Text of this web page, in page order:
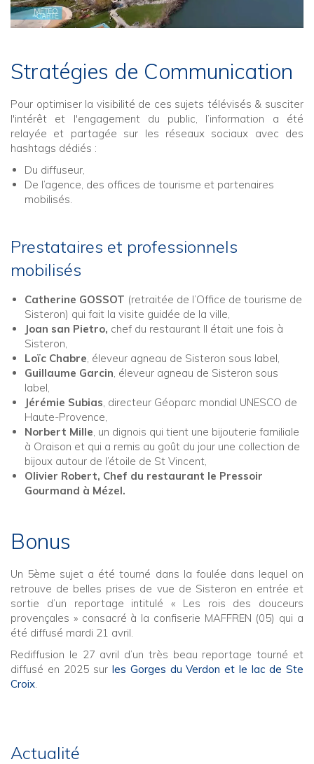
Stratégies de Communication
Pour optimiser la visibilité de ces sujets télévisés & susciter
l'intérêt et l'engagement du public, l’information a été
relayée et partagée sur les réseaux sociaux avec des
hashtags dédiés :
Du diffuseur,
De l’agence, des offices de tourisme et partenaires
mobilisés.
Prestataires et professionnels
mobilisés
Catherine GOSSOT (retraitée de l’Office de tourisme de
Sisteron) qui fait la visite guidée de la ville,
Joan san Pietro, chef du restaurant Il était une fois à
Sisteron,
Loïc Chabre , éleveur agneau de Sisteron sous label,
Guillaume Garcin , éleveur agneau de Sisteron sous
label,
Jérémie Subias , directeur Géoparc mondial UNESCO de
Haute-Provence,
Norbert Mille , un dignois qui tient une bijouterie familiale
à Oraison et qui a remis au goût du jour une collection de
bijoux autour de l’étoile de St Vincent,
Olivier Robert, Chef du restaurant le Pressoir
Gourmand à Mézel.
Bonus
Un 5ème sujet a été tourné dans la foulée dans lequel on
retrouve de belles prises de vue de Sisteron en entrée et
sortie d’un reportage intitulé « Les rois des douceurs
provençales » consacré à la confiserie MAFFREN (05) qui a
été diffusé mardi 21 avril.
Rediffusion le 27 avril d’un très beau reportage tourné et
diffusé en 2025 sur les Gorges du Verdon et le lac de Ste
Croix
Actualité